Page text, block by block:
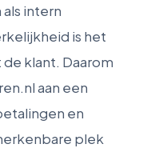
intern
is het
klant. Daarom
aan een
en
plek